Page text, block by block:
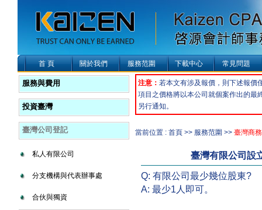
首 頁 關於我們 服務范圍 下載中心 常見問題
服務與費用
投資臺灣
臺灣公司登記
私人有限公司
分支機構與代表辦事處
合伙與獨資
注意： 若本文有涉及報價，則下述報價
項目之價格將以本公司就個案作出的最
另行通知。
當前位置 : 首頁 >> 服務范圍 >> 臺灣商
臺灣有限公司設
Q: 有限公司最少幾位股東?
A: 最少1人即可。